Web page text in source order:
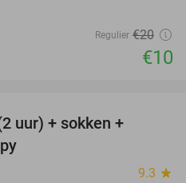
Regulier €20
€10
uur) + sokken +
9.3 star